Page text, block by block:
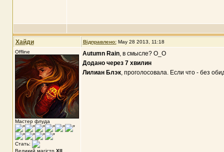
Хайди Відправлено: May 28 2013, 11:18
Offline
Мастер флуда
Стать:
Великий магістр XII
Autumn Rain, в смысле? О_О
Додано через 7 хвилин
Лилиан Блэк, проголосовала. Если что - без